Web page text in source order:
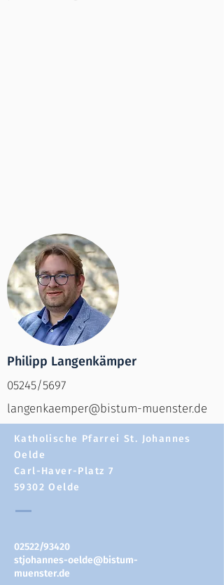
Philipp Langenkämper
05245/5697
langenkaemper@bistum-muenster.de
Katholische Pfarrei St. Johannes
Oelde
Carl-Haver-Platz 7
59302 Oelde
02522/93420
stjohannes-oelde@bistum-
muenster.de